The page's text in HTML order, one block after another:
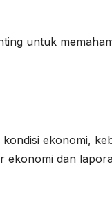
untuk
ekonomi,
ekonomi dan